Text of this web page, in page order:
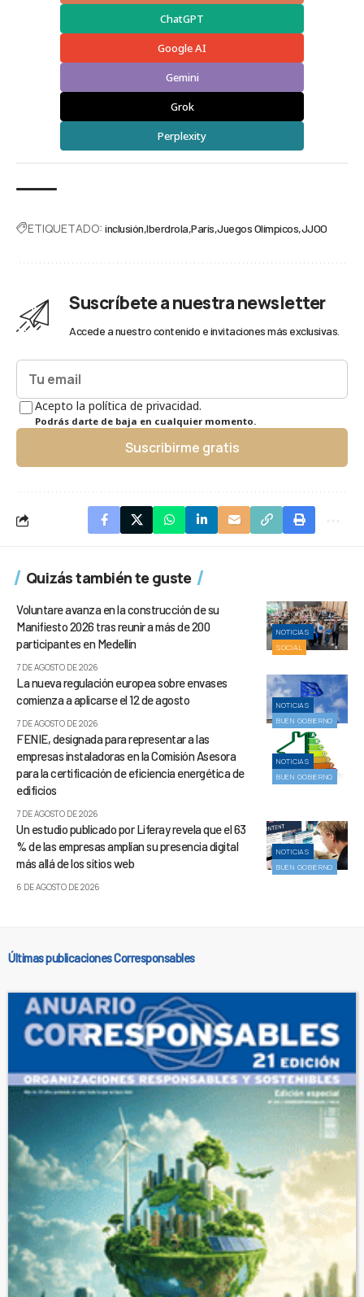
ChatGPT
Google AI
Gemini
Grok
Perplexity
ETIQUETADO: inclusión Iberdrola París Juegos Olímpicos JJOO
Suscríbete a nuestra newsletter
Accede a nuestro contenido e invitaciones más exclusivas.
Acepto la política de privacidad.
Podrás darte de baja en cualquier momento.
Suscribirme gratis
Quizás también te guste
NOTICIAS
SOCIAL
Voluntare avanza en la construcción de su
Manifiesto 2026 tras reunir a más de 200
participantes en Medellín
7 DE AGOSTO DE 2026
NOTICIAS
BUEN GOBIERNO
La nueva regulación europea sobre envases
comienza a aplicarse el 12 de agosto
7 DE AGOSTO DE 2026
NOTICIAS
BUEN GOBIERNO
FENIE, designada para representar a las
empresas instaladoras en la Comisión Asesora
para la certificación de eficiencia energética de
edificios
7 DE AGOSTO DE 2026
NOTICIAS
BUEN GOBIERNO
Un estudio publicado por Liferay revela que el 63
% de las empresas amplían su presencia digital
más allá de los sitios web
6 DE AGOSTO DE 2026
Últimas publicaciones Corresponsables